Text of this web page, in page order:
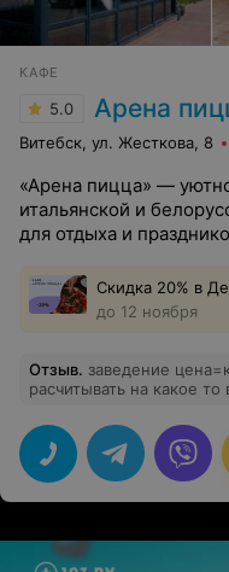
КАФЕ
5.0 Арена
Витебск, ул. Жесткова, 8
«Арена пицца» —
итальянской и
для отдыха и
Скидка 20% в
до 12 ноября
Отзыв. заведение
расчитывать на какое